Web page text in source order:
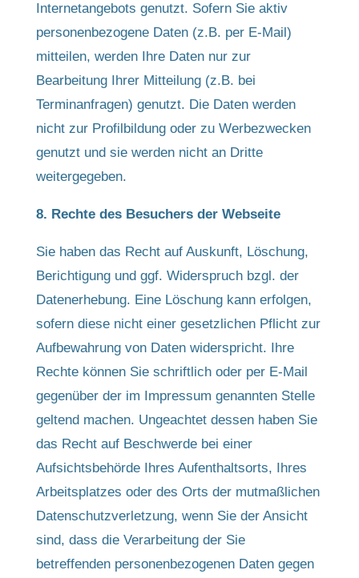
Internetangebots genutzt. Sofern Sie aktiv
personenbezogene Daten (z.B. per E-Mail)
mitteilen, werden Ihre Daten nur zur
Bearbeitung Ihrer Mitteilung (z.B. bei
Terminanfragen) genutzt. Die Daten werden
nicht zur Profilbildung oder zu Werbezwecken
genutzt und sie werden nicht an Dritte
weitergegeben.
8. Rechte des Besuchers der Webseite
Sie haben das Recht auf Auskunft, Löschung,
Berichtigung und ggf. Widerspruch bzgl. der
Datenerhebung. Eine Löschung kann erfolgen,
sofern diese nicht einer gesetzlichen Pflicht zur
Aufbewahrung von Daten widerspricht. Ihre
Rechte können Sie schriftlich oder per E-Mail
gegenüber der im Impressum genannten Stelle
geltend machen. Ungeachtet dessen haben Sie
das Recht auf Beschwerde bei einer
Aufsichtsbehörde Ihres Aufenthaltsorts, Ihres
Arbeitsplatzes oder des Orts der mutmaßlichen
Datenschutzverletzung, wenn Sie der Ansicht
sind, dass die Verarbeitung der Sie
betreffenden personenbezogenen Daten gegen